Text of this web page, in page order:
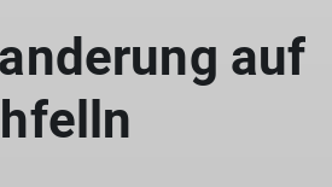
auf